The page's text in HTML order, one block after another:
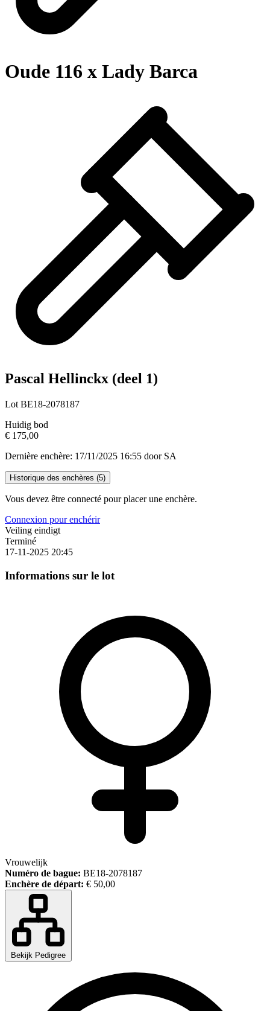
Oude 116 x Lady Barca
Pascal Hellinckx (deel 1)
Lot BE18-2078187
Huidig bod
€ 175,00
Dernière enchère: 17/11/2025 16:55 door SA
Historique des enchères (5)
Vous devez être connecté pour placer une enchère.
Connexion pour enchérir
Veiling eindigt
Terminé
17-11-2025 20:45
Informations sur le lot
Vrouwelijk
Numéro de bague: BE18-2078187
Enchère de départ: € 50,00
Bekijk Pedigree